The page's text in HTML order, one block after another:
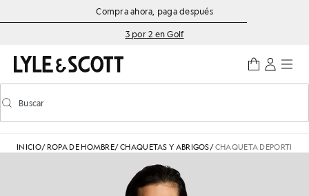
Saltar al contenido principal
Información de accesibilidadCompra ahora, paga después
3 por 2 en Golf
Activar/desactivar la búsqueda predictiva
Buscar
INICIO/ ROPA DE HOMBRE/CHAQUETAS Y ABRIGOS/CHAQUETA DEPORTIVA